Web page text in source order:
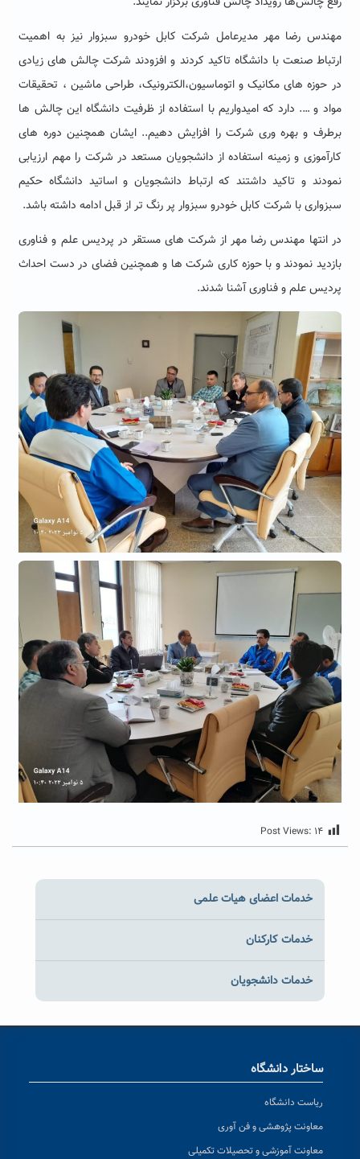
مهندس رضا مهر مدیرعامل شرکت کابل خودرو سبزوار نیز به اهمیت
ارتباط صنعت با دانشگاه تاکید کردند و افزودند شرکت چالش های زیادی
در حوزه های مکانیک و اتوماسیون،الکترونیک، طراحی ماشین ، تحقیقات
مواد و …. دارد که امیدواریم با استفاده از ظرفیت دانشگاه این چالش ها
برطرف و بهره وری شرکت را افزایش دهیم.. ایشان همچنین دوره های
کارآموزی و زمینه استفاده از دانشجویان مستعد در شرکت را مهم ارزیابی
نمودند و تاکید داشتند که ارتباط دانشجویان و اساتید دانشگاه حکیم
سبزواری با شرکت کابل خودرو سبزوار پر رنگ تر از قبل ادامه داشته باشد.
در انتها مهندس رضا مهر از شرکت های مستقر در پردیس علم و فناوری
بازدید نمودند و با حوزه کاری شرکت ها و همچنین فضای در دست احداث
پردیس علم و فناوری آشنا شدند.
Post Views: ۱۴
خدمات اعضای هیات علمی
خدمات کارکنان
خدمات دانشجویان
ساختار دانشگاه
ریاست دانشگاه
معاونت پژوهشی و فن آوری
معاونت آموزشی و تحصیلات تکمیلی